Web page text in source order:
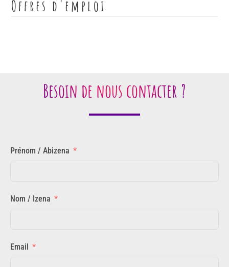
Offres d'emploi
Besoin de nous contacter ?
Prénom / Abizena
Nom / Izena
Email